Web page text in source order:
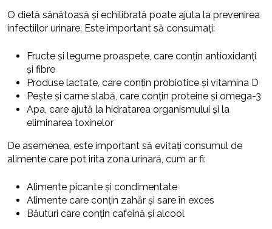
O dietă sănătoasă și echilibrată poate ajuta la prevenirea
infectiilor urinare. Este important să consumați:
Fructe și legume proaspete, care conțin antioxidanți
și fibre
Produse lactate, care conțin probiotice și vitamina D
Pește și carne slabă, care conțin proteine și omega-3
Apa, care ajută la hidratarea organismului și la
eliminarea toxinelor
De asemenea, este important să evitați consumul de
alimente care pot irita zona urinară, cum ar fi:
Alimente picante și condimentate
Alimente care conțin zahăr și sare în exces
Băuturi care conțin cafeină și alcool